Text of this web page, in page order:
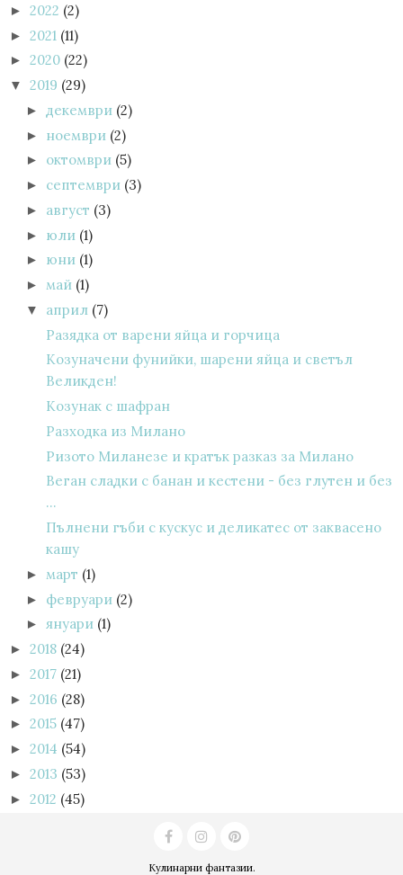
► 2022 (2)
► 2021 (11)
► 2020 (22)
▼ 2019 (29)
► декември (2)
► ноември (2)
► октомври (5)
► септември (3)
► август (3)
► юли (1)
► юни (1)
► май (1)
▼ април (7)
Разядка от варени яйца и горчица
Козуначени фунийки, шарени яйца и светъл
Великден!
Козунак с шафран
Разходка из Милано
Ризото Миланезе и кратък разказ за Милано
Веган сладки с банан и кестени - без глутен и без
...
Пълнени гъби с кускус и деликатес от заквасено
кашу
► март (1)
► февруари (2)
► януари (1)
► 2018 (24)
► 2017 (21)
► 2016 (28)
► 2015 (47)
► 2014 (54)
► 2013 (53)
► 2012 (45)
Кулинарни фантазии.